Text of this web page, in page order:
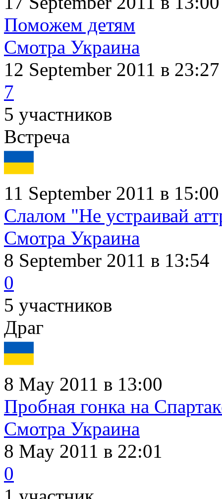
Поможем детям
Смотра Украина
12 September 2011 в 23:27
7
5 участников
Встреча
11 September 2011 в 15:00
Слалом "Не устраивай
Смотра Украина
8 September 2011 в 13:54
0
5 участников
Драг
8 May 2011 в 13:00
Пробная гонка на
Смотра Украина
8 May 2011 в 22:01
0